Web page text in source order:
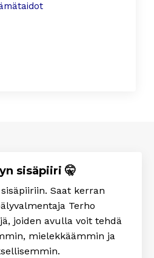
sisäpiiri 🤫
Saat kerran
Terho
joiden avulla voit tehdä
mielekkäämmin ja
.